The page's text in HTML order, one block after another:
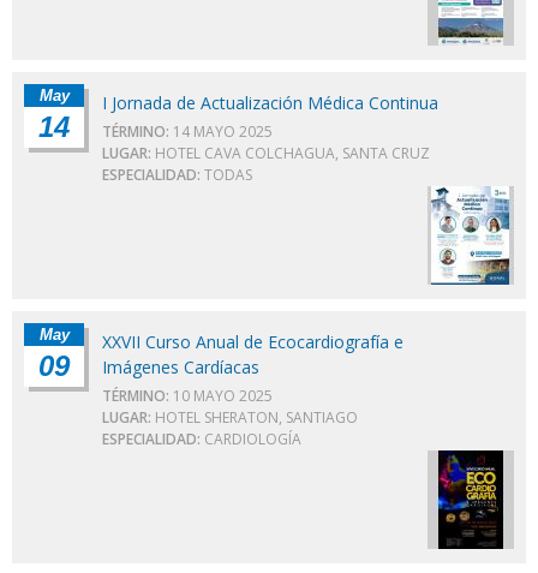
May
14
I Jornada de Actualización Médica Continua
TÉRMINO: 14 MAYO 2025
LUGAR: HOTEL CAVA COLCHAGUA, SANTA CRUZ
ESPECIALIDAD: TODAS
May
09
XXVII Curso Anual de Ecocardiografía e
Imágenes Cardíacas
TÉRMINO: 10 MAYO 2025
LUGAR: HOTEL SHERATON, SANTIAGO
ESPECIALIDAD: CARDIOLOGÍA